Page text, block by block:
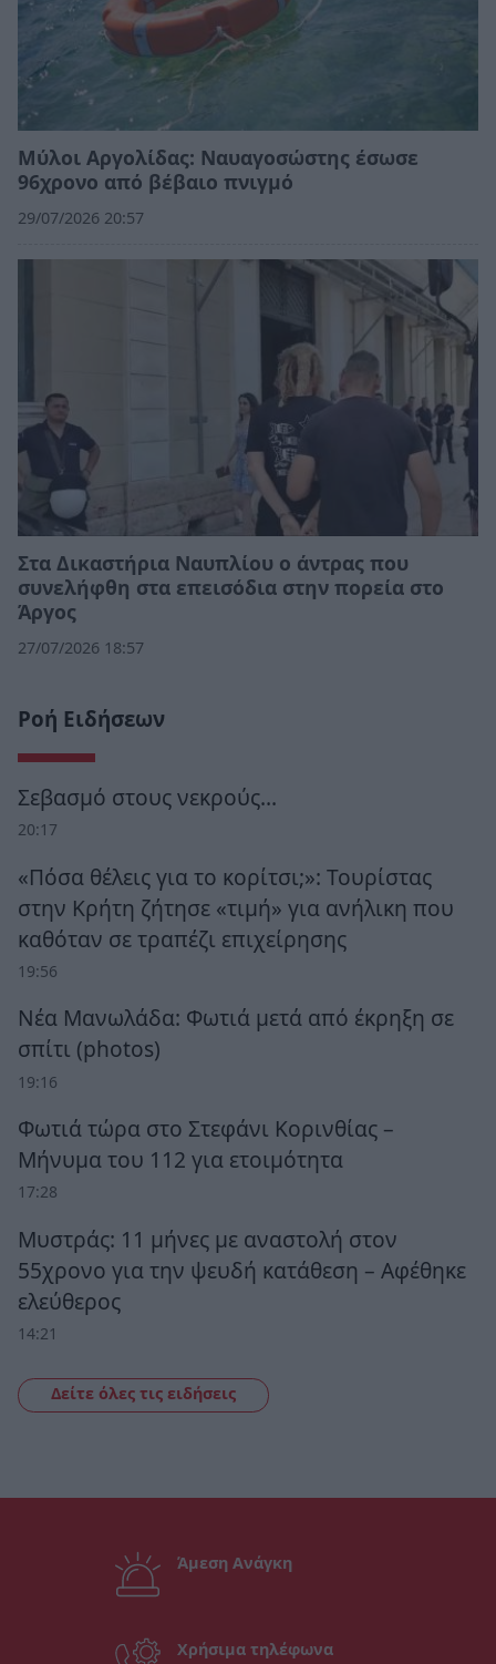
Μύλοι Αργολίδας: Ναυαγοσώστης έσωσε
96χρονο από βέβαιο πνιγμό
29/07/2026 20:57
Στα Δικαστήρια Ναυπλίου ο άντρας που
συνελήφθη στα επεισόδια στην πορεία στο
Άργος
27/07/2026 18:57
Ροή Ειδήσεων
Σεβασμό στους νεκρούς…
20:17
«Πόσα θέλεις για το κορίτσι;»: Τουρίστας
στην Κρήτη ζήτησε «τιμή» για ανήλικη που
καθόταν σε τραπέζι επιχείρησης
19:56
Νέα Μανωλάδα: Φωτιά μετά από έκρηξη σε
σπίτι (photos)
19:16
Φωτιά τώρα στο Στεφάνι Κορινθίας –
Μήνυμα του 112 για ετοιμότητα
17:28
Μυστράς: 11 μήνες με αναστολή στον
55χρονο για την ψευδή κατάθεση – Αφέθηκε
ελεύθερος
14:21
Δείτε όλες τις ειδήσεις
Άμεση Ανάγκη
Χρήσιμα τηλέφωνα